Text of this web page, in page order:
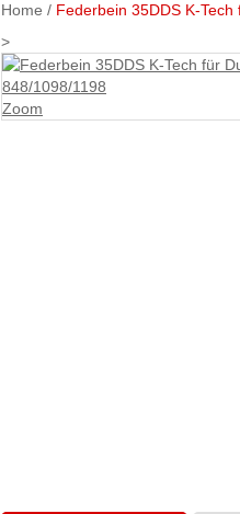
Home / Federbein 35DDS K-
>
Zoom